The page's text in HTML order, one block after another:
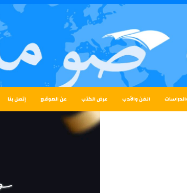
الفن والأدب عرض الكتب عن الموقع إتصل بنا